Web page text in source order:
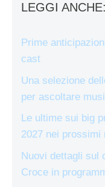
LEGGI ANCHE:
Prime
cast
Una selezione
per ascoltare
Le ultime sui big
2027 nei prossimi
Nuovi dettagli sul
Croce in